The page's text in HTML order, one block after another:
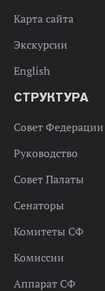
Карта сайта
Экскурсии
English
СТРУКТУРА
Совет Федерации
Руководство
Совет Палаты
Сенаторы
Комитеты СФ
Комиссии
Аппарат СФ